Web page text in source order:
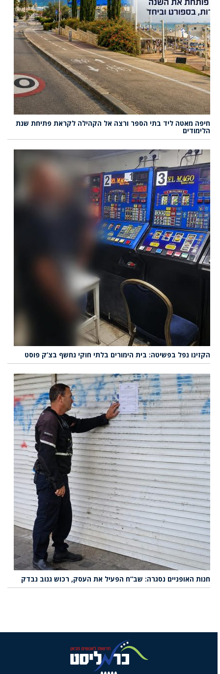
חיפה מאטה ליד בתי הספר ורצה אל הקהילה לקראת פתיחת שנת
הלימודים
הקזינו נפל בפשיטה: בית הימורים בלתי חוקי נחשף בצ’ק פוסט
חנות האופניים נסגרה: שב”ח הפעיל את העסק, רכוש גנוב נבדק